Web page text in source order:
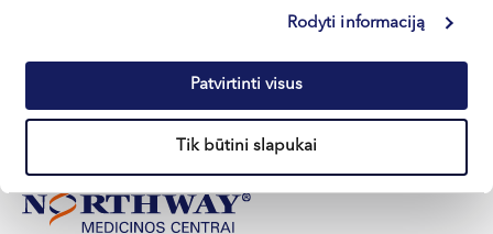
Rodyti informaciją
Patvirtinti visus
Tik būtini slapukai
Apie gydytoją